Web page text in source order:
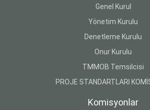
Genel Kurul
Yönetim Kurulu
Denetleme Kurulu
Onur Kurulu
TMMOB Temsilcisi
PROJE STANDARTLARI
Komisyonlar